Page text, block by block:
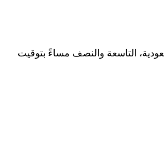
مساء بتوقيت السعودية، التاسعة والنصف مساءً بتوقيت